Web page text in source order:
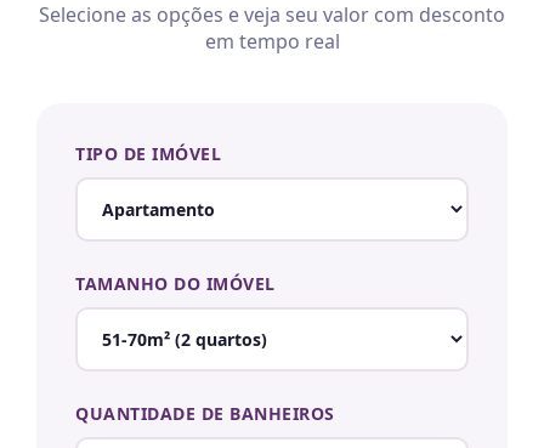
Selecione as opções e veja seu valor com desconto
em tempo real
TIPO DE IMÓVEL
TAMANHO DO IMÓVEL
QUANTIDADE DE BANHEIROS